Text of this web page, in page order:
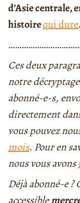
d’Asie centrale,
histoirequi dure
Ces deux
notre
abonné-e-s,
directement
vous pouvez
mois. Pour en
nous vous avons
Déjà abonné-e
accessible